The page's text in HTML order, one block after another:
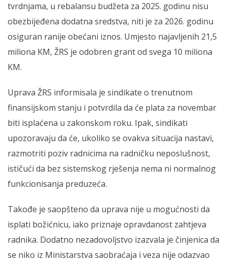
tvrdnjama, u rebalansu budžeta za 2025. godinu nisu
obezbijeđena dodatna sredstva, niti je za 2026. godinu
osiguran ranije obećani iznos. Umjesto najavljenih 21,5
miliona KM, ŽRS je odobren grant od svega 10 miliona
KM.
Uprava ŽRS informisala je sindikate o trenutnom
finansijskom stanju i potvrdila da će plata za novembar
biti isplaćena u zakonskom roku. Ipak, sindikati
upozoravaju da će, ukoliko se ovakva situacija nastavi,
razmotriti poziv radnicima na radničku neposlušnost,
ističući da bez sistemskog rješenja nema ni normalnog
funkcionisanja preduzeća.
Takođe je saopšteno da uprava nije u mogućnosti da
isplati božićnicu, iako priznaje opravdanost zahtjeva
radnika. Dodatno nezadovoljstvo izazvala je činjenica da
se niko iz Ministarstva saobraćaja i veza nije odazvao